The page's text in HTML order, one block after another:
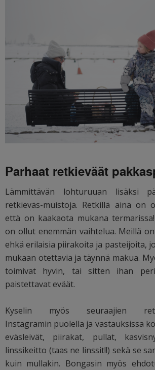
Parhaat retkieväät
Lämmittävän lohturuuan lisäksi
retkieväs-muistoja. Retkillä aina on
että on kaakaota mukana
on ollut enemmän vaihtelua. Meillä
ehkä erilaisia piirakoita ja pasteijoita,
mukaan otettavia ja täynnä makua.
toimivat hyvin, tai sitten ihan
paistettavat eväät.
Kyselin myös seuraajien
Instagramin puolella ja vastauksissa
eväsleivät, piirakat, pullat,
linssikeitto (taas ne linssit!!) sekä se
kuin mullakin. Bongasin myös